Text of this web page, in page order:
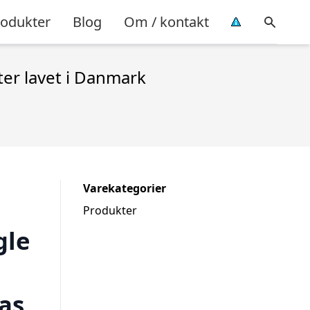
Blog Om / kontakt
lavet i Danmark
Varekategorier
Produkter